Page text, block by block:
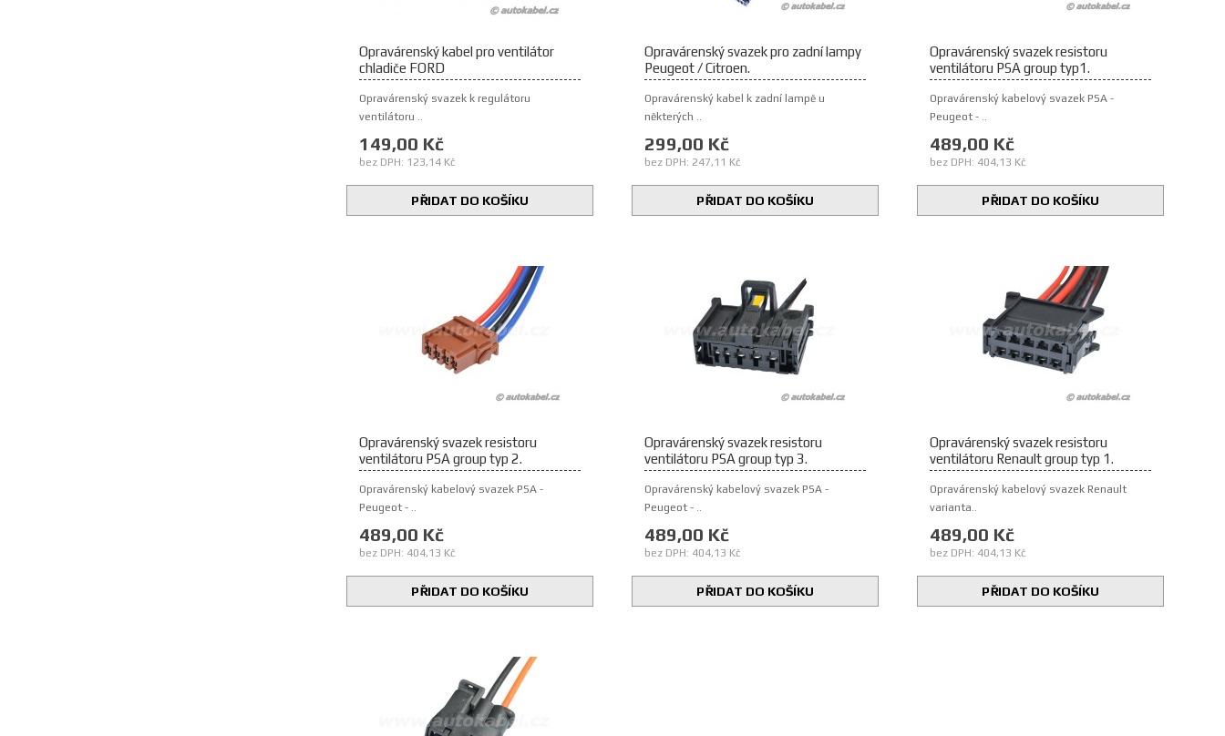
Opravárenský kabel pro ventilátor
chladiče FORD
Opravárenský svazek k regulátoru
ventilátoru ..
149,00 Kč
bez DPH: 123,14 Kč
PŘIDAT DO KOŠÍKU
Opravárenský svazek pro zadní lampy
Peugeot / Citroen.
Opravárenský kabel k zadní lampě u
některých ..
299,00 Kč
bez DPH: 247,11 Kč
PŘIDAT DO KOŠÍKU
Opravárenský svazek resistoru
ventilátoru PSA group typ1.
Opravárenský kabelový svazek PSA -
Peugeot - ..
489,00 Kč
bez DPH: 404,13 Kč
PŘIDAT DO KOŠÍKU
Opravárenský svazek resistoru
ventilátoru PSA group typ 2.
Opravárenský kabelový svazek PSA -
Peugeot - ..
489,00 Kč
bez DPH: 404,13 Kč
PŘIDAT DO KOŠÍKU
Opravárenský svazek resistoru
ventilátoru PSA group typ 3.
Opravárenský kabelový svazek PSA -
Peugeot - ..
489,00 Kč
bez DPH: 404,13 Kč
PŘIDAT DO KOŠÍKU
Opravárenský svazek resistoru
ventilátoru Renault group typ 1.
Opravárenský kabelový svazek Renault
varianta..
489,00 Kč
bez DPH: 404,13 Kč
PŘIDAT DO KOŠÍKU